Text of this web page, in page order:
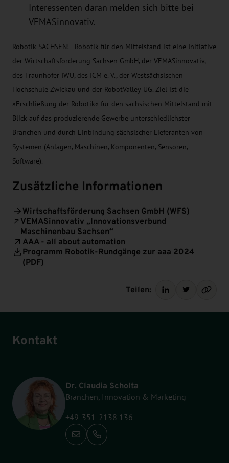
Interessenten daran melden sich bitte bei
VEMASinnovativ.
Robotik SACHSEN! - Robotik für den Mittelstand ist eine Initiative
der Wirtschaftsförderung Sachsen GmbH, der VEMASinnovativ,
des Fraunhofer IWU, des ICM e. V., der Westsächsischen
Hochschule Zwickau und der RobotValley UG. Ziel ist die
»Erschließung der Robotik« für den sächsischen Mittelstand mit
Blick auf das produzierende Gewerbe unterschiedlichster
Branchen und durch Einbindung sächsischer Lieferanten von
Systemen (Anlagen, Maschinen, Komponenten, Sensoren,
Software).
Zusätzliche Informationen
Wirtschaftsförderung Sachsen GmbH (WFS)
VEMASinnovativ „Innovationsverbund
Maschinenbau Sachsen“
AAA - all about automation
Programm Robotik-Rundgänge zur aaa 2024
(PDF)
Teilen:
Kontakt
Dr. Claudia Scholta
Branchen, Innovation & Marketing
+49-351-2138 136
Anrufen: +49-351-2138 136